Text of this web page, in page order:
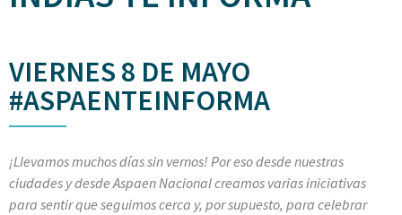
VIERNES 8 DE MAYO
#ASPAENTEINFORMA
¡Llevamos muchos días sin vernos! Por eso desde nuestras
ciudades y desde Aspaen Nacional creamos varias iniciativas
para sentir que seguimos cerca y, por supuesto, para celebrar